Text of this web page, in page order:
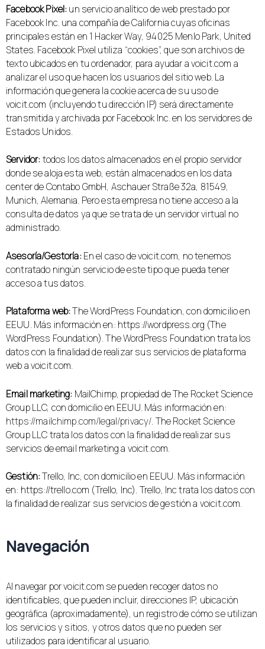
Facebook Pixel:un servicio analítico de web prestado por
Facebook Inc. una compañía de California cuyas oficinas
principales están en 1 Hacker Way, 94025 Menlo Park, United
States. Facebook Pixel utiliza “cookies”, que son archivos de
texto ubicados en tu ordenador, para ayudar a voicit.com a
analizar el uso que hacen los usuarios del sitio web. La
información que genera la cookie acerca de su uso de
voicit.com (incluyendo tu dirección IP) será directamente
transmitida y archivada por Facebook Inc. en los servidores de
Estados Unidos.
Servidor:todos los datos almacenados en el propio servidor
donde se aloja esta web, están almacenados en los data
center de Contabo GmbH, Aschauer Straße 32a, 81549,
Munich, Alemania. Pero esta empresa no tiene acceso a la
consulta de datos ya que se trata de un servidor virtual no
administrado.
Asesoría/Gestoría:En el caso de voicit.com, no tenemos
contratado ningún servicio de este tipo que pueda tener
acceso a tus datos.
Plataforma web:The WordPress Foundation, con domicilio en
EEUU. Más información en: https://wordpress.org (The
WordPress Foundation). The WordPress Foundation trata los
datos con la finalidad de realizar sus servicios de plataforma
web a voicit.com.
Email marketing: MailChimp, propiedad de The Rocket Science
Group LLC, con domicilio en EEUU. Más información en:
https://mailchimp.com/legal/privacy/. The Rocket Science
Group LLC trata los datos con la finalidad de realizar sus
servicios de email marketing a voicit.com.
Gestión:Trello, Inc, con domicilio en EEUU. Más información
en: https://trello.com (Trello, Inc). Trello, Inc trata los datos con
la finalidad de realizar sus servicios de gestión a voicit.com.
Navegación
Al navegar por voicit.com se pueden recoger datos no
identificables, que pueden incluir, direcciones IP, ubicación
geográfica (aproximadamente), un registro de cómo se utilizan
los servicios y sitios, y otros datos que no pueden ser
utilizados para identificar al usuario.